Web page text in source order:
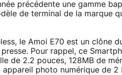
précédente une gamme
de terminal de la marque
le Amoi E70 est un clône
Pour rappel, ce
de 2.2 pouces, 128MB de
appareil photo numérique de